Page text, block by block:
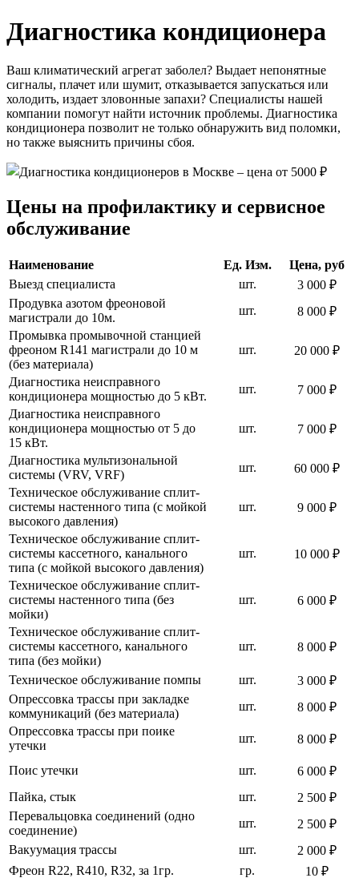
Диагностика кондиционера
Ваш климатический агрегат заболел? Выдает непонятные
сигналы, плачет или шумит, отказывается запускаться или
холодить, издает зловонные запахи? Специалисты нашей
компании помогут найти источник проблемы. Диагностика
кондиционера позволит не только обнаружить вид поломки,
но также выяснить причины сбоя.
Цены на профилактику и сервисное
обслуживание
Наименование Ед. Изм.
Цена, руб
Выезд специалиста
шт.
3 000 ₽
Продувка азотом фреоновой
магистрали до 10м.
шт.
8 000 ₽
Промывка промывочной станцией
фреоном R141 магистрали до 10 м
(без материала)
шт. 20 000 ₽
Диагностика неисправного
кондиционера мощностью до 5 кВт.
шт.
7 000 ₽
Диагностика неисправного
кондиционера мощностью от 5 до
15 кВт.
шт. 7 000 ₽
Диагностика мультизональной
системы (VRV, VRF)
шт.
60 000 ₽
Техническое обслуживание сплит-
системы настенного типа (с мойкой
высокого давления)
шт. 9 000 ₽
Техническое обслуживание сплит-
системы кассетного, канального
типа (с мойкой высокого давления)
шт. 10 000 ₽
Техническое обслуживание сплит-
системы настенного типа (без
мойки)
шт. 6 000 ₽
Техническое обслуживание сплит-
системы кассетного, канального
типа (без мойки)
шт. 8 000 ₽
Техническое обслуживание помпы шт.
3 000 ₽
Опрессовка трассы при закладке
коммуникаций (без материала)
шт.
8 000 ₽
Опрессовка трассы при поике
утечки
шт. 8 000 ₽
Поис утечки шт.
6 000 ₽
Пайка, стык
шт.
2 500 ₽
Перевальцовка соединений (одно
соединение)
шт.
2 500 ₽
Вакуумация трассы
шт.
2 000 ₽
Фреон R22, R410, R32, за 1гр.
гр.
10 ₽